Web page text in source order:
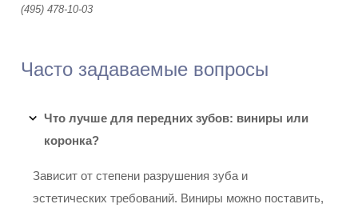
(495) 478-10-03
Часто задаваемые вопросы
Что лучше для передних зубов: виниры или
коронка?
Зависит от степени разрушения зуба и
эстетических требований. Виниры можно поставить,